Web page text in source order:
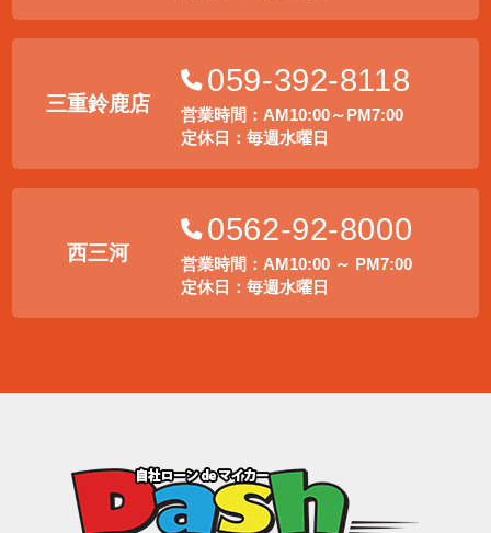
三重鈴鹿店
059-392-8118
営業時間：AM10:00～PM7:00
定休日：毎週水曜日
西三河
0562-92-8000
営業時間：AM10:00 ～ PM7:00
定休日：毎週水曜日